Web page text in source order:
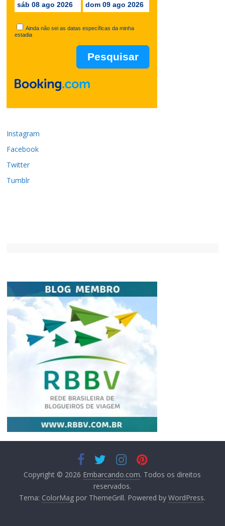
sáb 08 ago 2026 dom 09 ago 2026
Ainda não sei as datas específicas da minha
estadia
Instagram
Facebook
Twitter
Tumblr
Copyright © 2026 Embarcando.com. Todos os direitos
reservados.
Tema: ColorMag por ThemeGrill. Powered byWordPress.